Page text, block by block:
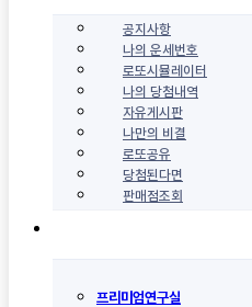
공지사항
나의 운세번호
로또시뮬레이터
나의 당첨내역
자유게시판
나만의 비결
로또공유
당첨된다면
판매점조회
프리미엄연구실